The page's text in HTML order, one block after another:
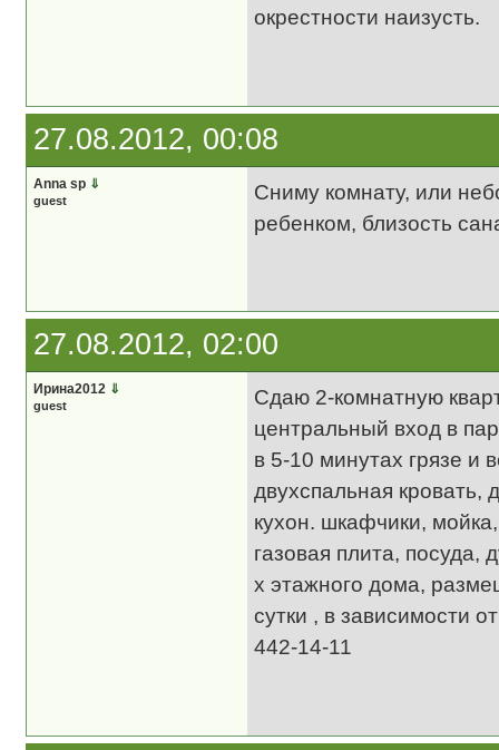
окрестности наизусть.
27.08.2012, 00:08
Anna sp ⇓
guest
Сниму комнату, или
ребенком, близость
27.08.2012, 02:00
Ирина2012 ⇓
guest
Сдаю 2-комнатную
центральный вход в
в 5-10 минутах грязе и
двухспальная
кухон. шкафчики,
газовая плита, посуда,
х этажного дома,
сутки , в зависимости
442-14-11